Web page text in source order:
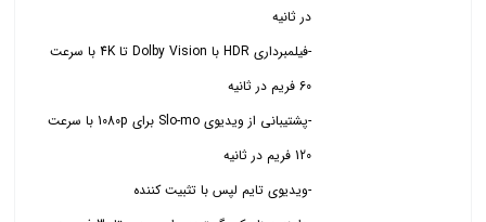
در ثانیه
-فیلمبرداری HDR با Dolby Vision تا 4K با سرعت
60 فریم در ثانیه
-پشتیبانی از ویدیوی Slo-mo برای 1080p با سرعت
120 فریم در ثانیه